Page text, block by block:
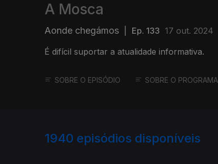
A Mosca
Aonde chegámos Ep. 133 17 out. 2024
É difícil suportar a atualidade informativa.
SOBRE O EPISÓDIO SOBRE O PROGRAMA
1940 episódios disponíveis